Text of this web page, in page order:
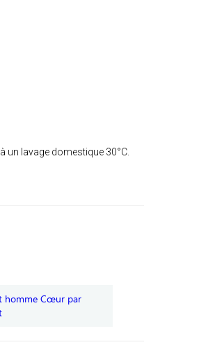
à un lavage domestique 30°C.